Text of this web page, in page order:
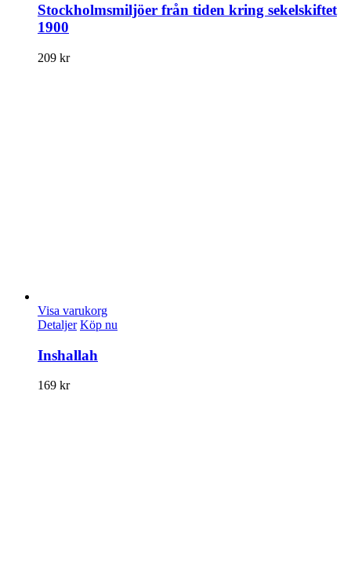
Stockholmsmiljöer från tiden kring sekelskiftet
1900
209 kr
Visa varukorg
Detaljer Köp nu
Inshallah
169 kr